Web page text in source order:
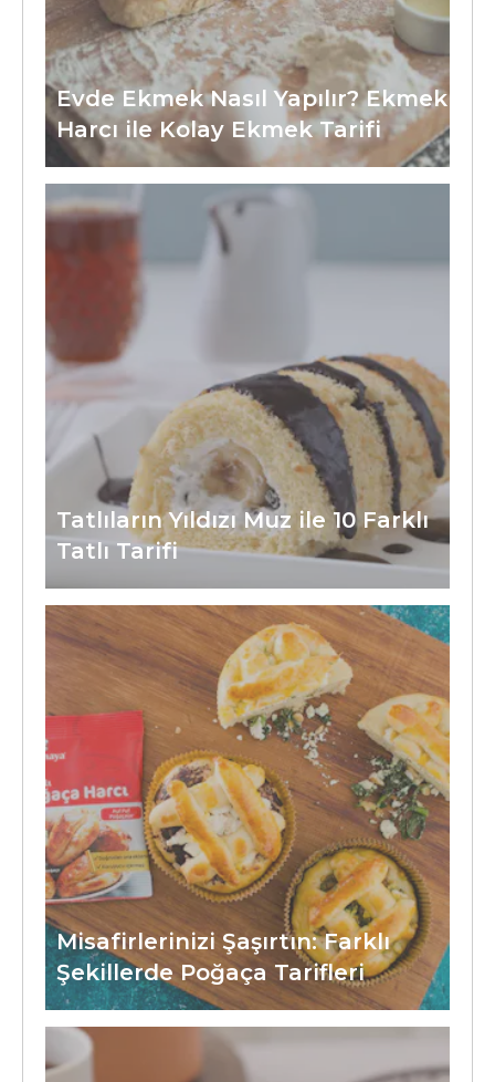
Evde Ekmek Nasıl Yapılır? Ekmek
Harcı ile Kolay Ekmek Tarifi
Tatlıların Yıldızı Muz ile 10 Farklı
Tatlı Tarifi
Misafirlerinizi Şaşırtın: Farklı
Şekillerde Poğaça Tarifleri